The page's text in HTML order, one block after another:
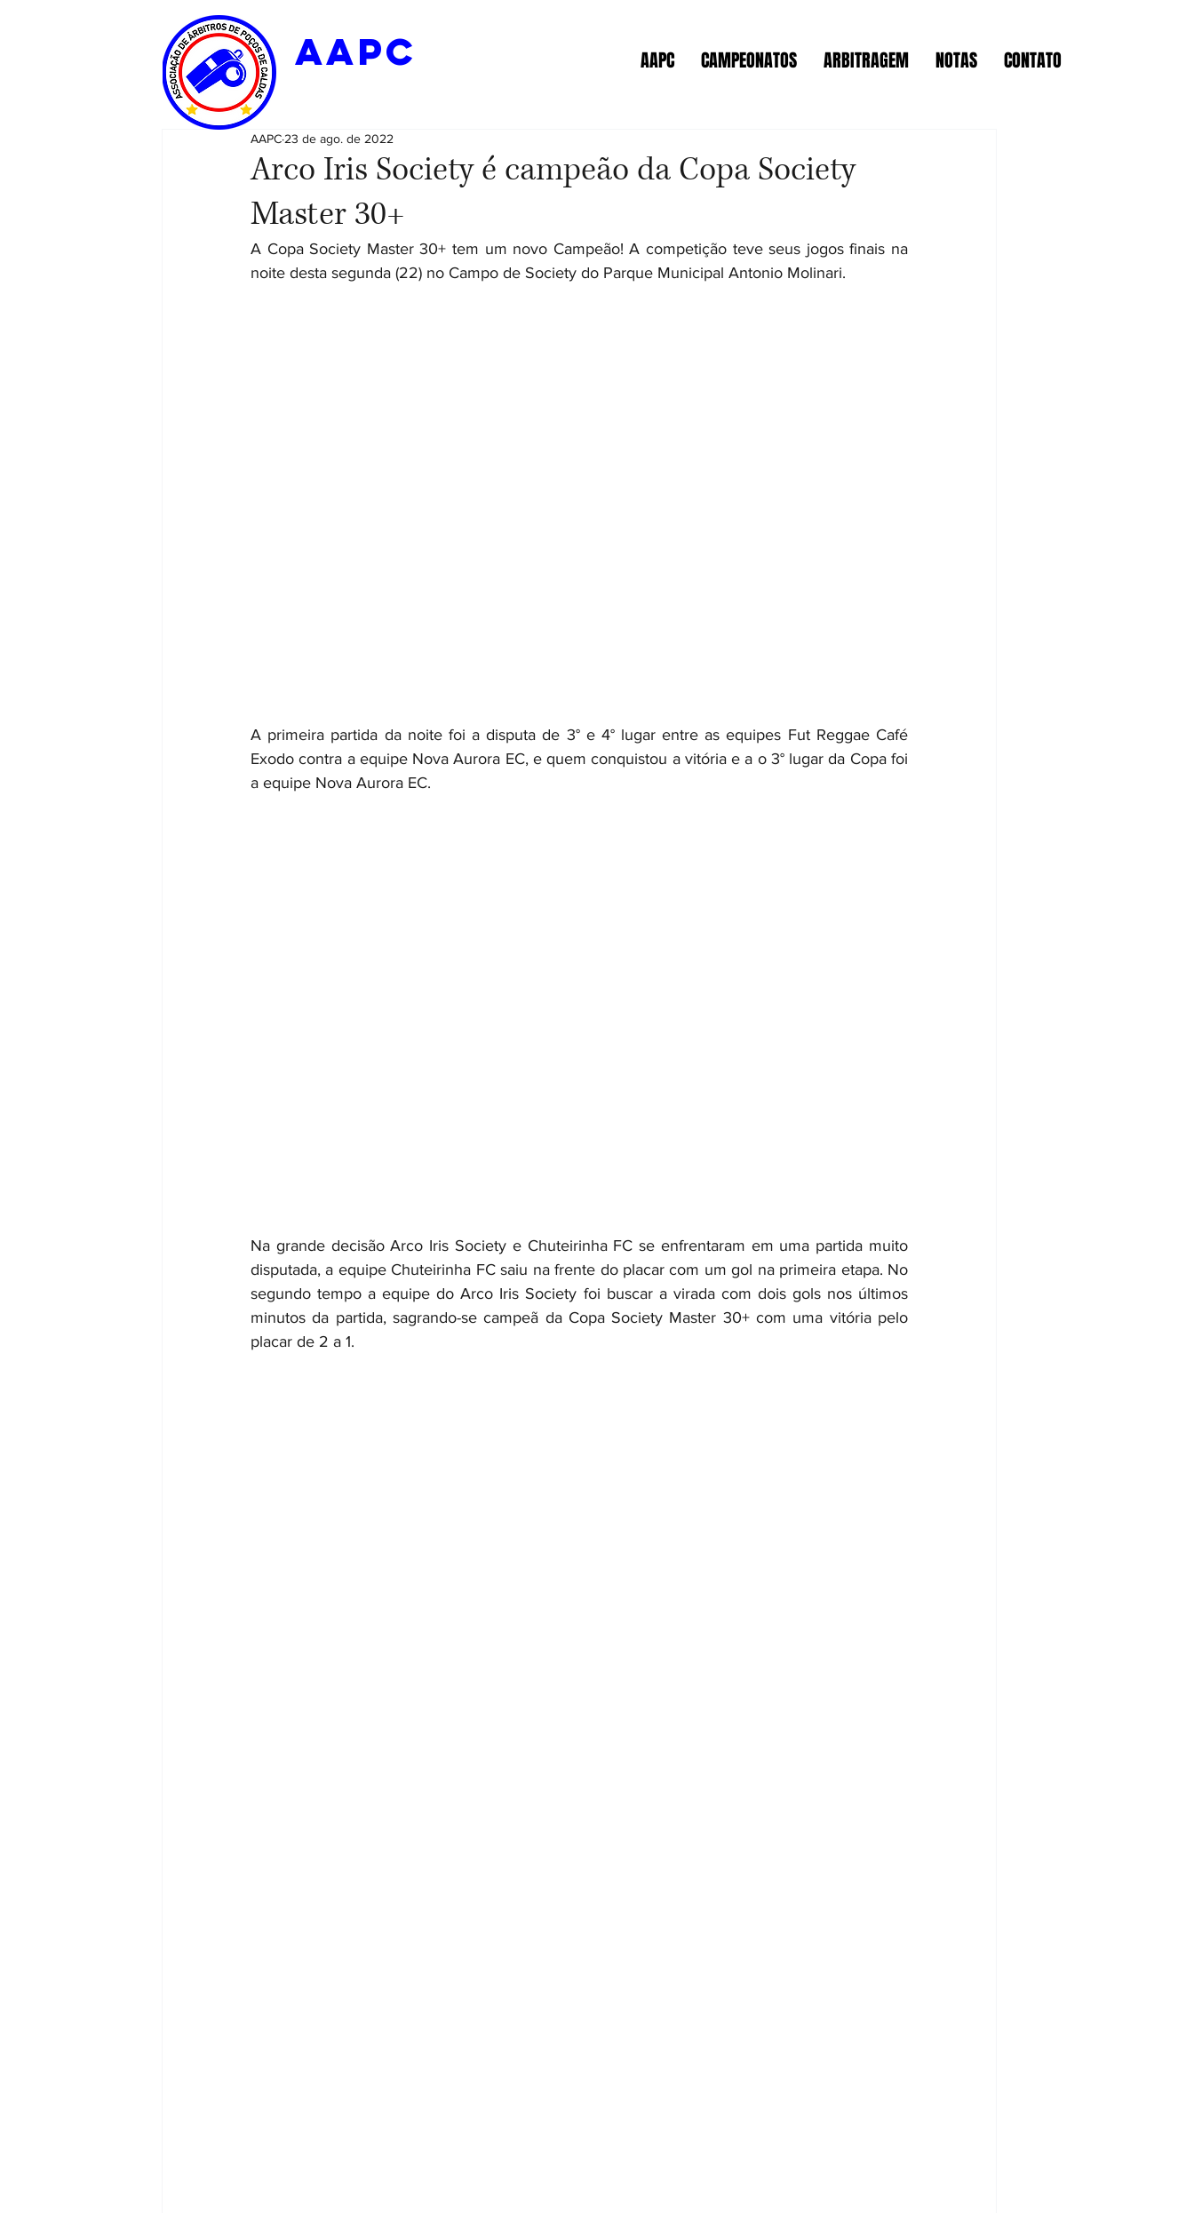
AAPC CAMPEONATOS ARBITRAGEM NOTAS CONTATO
aapc
Arco Iris Society é campeão da Copa Society
Master 30+
AAPC 23 de ago. de 2022
A Copa Society Master 30+ tem um novo Campeão! A competição teve seus jogos finais na
noite desta segunda (22) no Campo de Society do Parque Municipal Antonio Molinari.
A primeira partida da noite foi a disputa de 3° e 4° lugar entre as equipes Fut Reggae Café
Exodo contra a equipe Nova Aurora EC, e quem conquistou a vitória e a o 3° lugar da Copa foi
a equipe Nova Aurora EC.
Na grande decisão Arco Iris Society e Chuteirinha FC se enfrentaram em uma partida muito
disputada, a equipe Chuteirinha FC saiu na frente do placar com um gol na primeira etapa. No
segundo tempo a equipe do Arco Iris Society foi buscar a virada com dois gols nos últimos
minutos da partida, sagrando-se campeã da Copa Society Master 30+ com uma vitória pelo
placar de 2 a 1.